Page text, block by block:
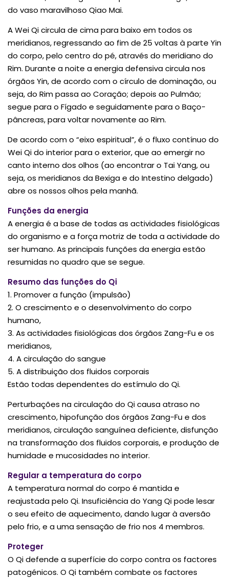
do vaso maravilhoso Qiao Mai.
A Wei Qi circula de cima para baixo em todos os
meridianos, regressando ao fim de 25 voltas à parte Yin
do corpo, pelo centro do pé, através do meridiano do
Rim. Durante a noite a energia defensiva circula nos
órgãos Yin, de acordo com o círculo de dominação, ou
seja, do Rim passa ao Coração; depois ao Pulmão;
segue para o Fígado e seguidamente para o Baço-
pâncreas, para voltar novamente ao Rim.
De acordo com o “eixo espiritual”, é o fluxo contínuo do
Wei Qi do interior para o exterior, que ao emergir no
canto interno dos olhos (ao encontrar o Tai Yang, ou
seja, os meridianos da Bexiga e do Intestino delgado)
abre os nossos olhos pela manhã.
Funções da energia
A energia é a base de todas as actividades fisiológicas
do organismo e a força motriz de toda a actividade do
ser humano. As principais funções da energia estão
resumidas no quadro que se segue.
Resumo das funções do Qi
1. Promover a função (impulsão)
2. O crescimento e o desenvolvimento do corpo
humano,
3. As actividades fisiológicas dos órgãos Zang-Fu e os
meridianos,
4. A circulação do sangue
5. A distribuição dos fluidos corporais
Estão todas dependentes do estímulo do Qi.
Perturbações na circulação do Qi causa atraso no
crescimento, hipofunção dos órgãos Zang-Fu e dos
meridianos, circulação sanguínea deficiente, disfunção
na transformação dos fluidos corporais, e produção de
humidade e mucosidades no interior.
Regular a temperatura do corpo
A temperatura normal do corpo é mantida e
reajustada pelo Qi. Insuficiência do Yang Qi pode lesar
o seu efeito de aquecimento, dando lugar à aversão
pelo frio, e a uma sensação de frio nos 4 membros.
Proteger
O Qi defende a superfície do corpo contra os factores
patogénicos. O Qi também combate os factores